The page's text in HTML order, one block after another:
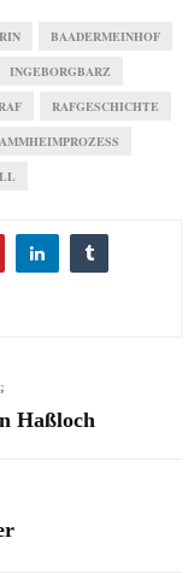
BAADERMEINHOF
INGEBORGBARZ
RAFGESCHICHTE
Haßloch